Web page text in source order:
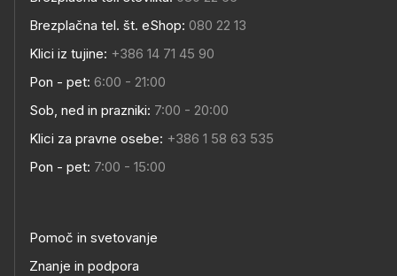
Brezplačna tel. št. eShop: 080 22 13
Klici iz tujine: +386 14 71 45 90
Pon - pet: 6:00 - 21:00
Sob, ned in prazniki: 7:00 - 20:00
Klici za pravne osebe: +386 1 58 63 535
Pon - pet: 7:00 - 15:00
Pomoč in svetovanje
Znanje in podpora